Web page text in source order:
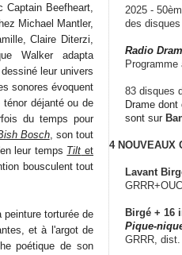
Beefheart,
Michael Mantler,
Claire Diterzi,
Walker adapta
leur univers
sonores évoquent
déjanté ou de
du temps pour
Bosch, son tout
leur temps Tilt et
bousculent tout
torturée de
et à l'argot de
poétique de son
2025 -
des
Radio
Programme
83 disques
Drame
sont sur
4 NOUVEAUX
Lavant
Birgé + 16
Pique-
GRRR,